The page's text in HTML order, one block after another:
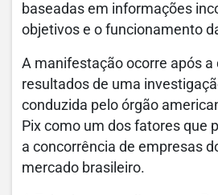
baseadas em informações
objetivos e o funcionamento
A manifestação ocorre após a
resultados de uma
conduzida pelo órgão
Pix como um dos fatores que
a concorrência de empresas
mercado brasileiro.